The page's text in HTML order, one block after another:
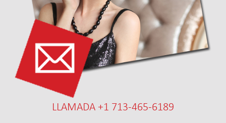
LLAMADA +1 713-465-6189